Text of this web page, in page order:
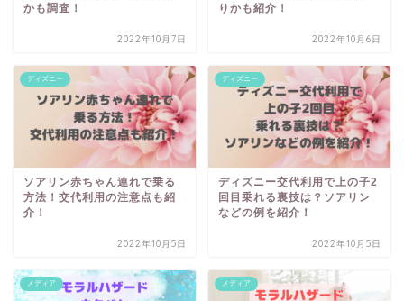
かも調査！
2022年10月7日
りかも紹介！
2022年10月6日
ディズニー
ソアリン赤ちゃん連れで乗る
方法！交代利用の注意点も紹
介！
2022年10月5日
ディズニー
ディズニー交代利用で上の子2
回目乗れる裏技は？ソアリン
などの例を紹介！
2022年10月5日
メディア メディア